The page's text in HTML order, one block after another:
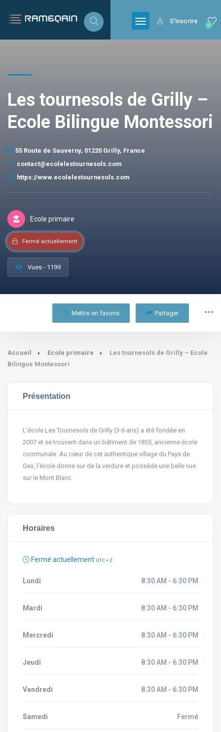
0
S'inscrire
Les tournesols de Grilly –
Ecole Bilingue Montessori
55 Route de Sauverny, 01220 Grilly, France
contact@ecolelestournesols.com
https://www.ecolelestournesols.com
Ecole primaire
Fermé actuellement
Vues - 1199
Mettre en favoris Partager
Accueil Ecole primaire
Les tournesols de Grilly – Ecole
Bilingue Montessori
Présentation
L’école Les Tournesols de Grilly (3-6 ans) a été fondée en
2007 et se trouvent dans un bâtiment de 1855, ancienne école
communale. Au cœur de cet authentique village du Pays de
Gex, l’école donne sur de la verdure et possède une belle vue
sur le Mont Blanc.
Horaires
Fermé actuellement UTC + 2
Lundi 8:30 AM - 6:30 PM
Mardi 8:30 AM - 6:30 PM
Mercredi 8:30 AM - 6:30 PM
Jeudi 8:30 AM - 6:30 PM
Vendredi 8:30 AM - 6:30 PM
Samedi Fermé